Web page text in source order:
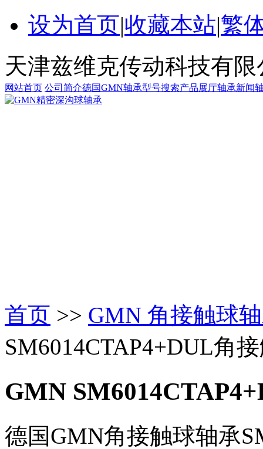
设为首页|收藏本站|繁
天津兹维克传动科技有限
网站首页 公司简介德国GMN轴承型号搜索产品展厅轴承新闻
首页 >> GMN 角接触球
SM6014CTAP4+DUL角
GMN
德国GMN角接触球轴承